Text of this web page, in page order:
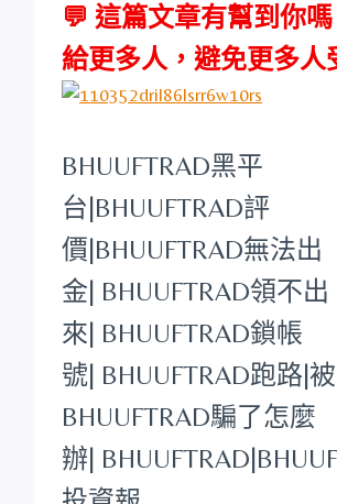
💬 這篇文章有幫到你
給更多人，避免更多人
BHUUFTRAD黑平
台|BHUUFTRAD評
價|BHUUFTRAD無法出
金| BHUUFTRAD領不出
來| BHUUFTRAD鎖帳
號| BHUUFTRAD跑路|被
BHUUFTRAD騙了怎麼
辦| BHUUFTRAD|